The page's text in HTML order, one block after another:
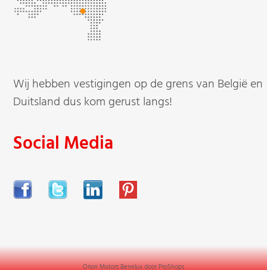
Wij hebben vestigingen op de grens van België en
Duitsland dus kom gerust langs!
Social Media
Orion Motors Benelux doorProShops